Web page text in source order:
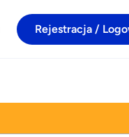
Rejestracja /